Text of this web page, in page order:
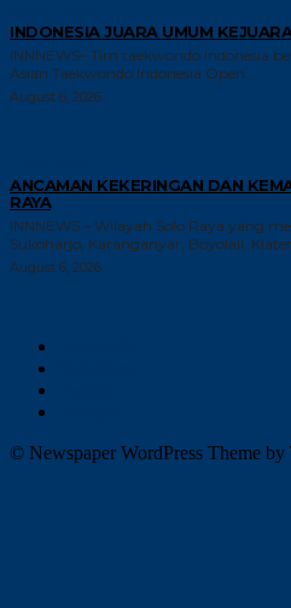
INDONESIA JUARA UMUM
INNNEWS– Tim taekwondo Indonesia
Asian Taekwondo Indonesia Open...
August 6, 2026
ANCAMAN KEKERINGAN DAN
RAYA
INNNEWS – Wilayah Solo Raya yang
Sukoharjo, Karanganyar, Boyolali,
August 6, 2026
© Newspaper WordPress Theme